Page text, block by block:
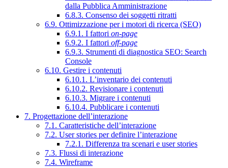
dalla Pubblica Amministrazione
6.8.3. Consenso dei soggetti ritratti
6.9. Ottimizzazione per i motori di ricerca (SEO)
6.9.1. I fattori on-page
6.9.2. I fattori off-page
6.9.3. Strumenti di diagnostica SEO: Search
Console
6.10. Gestire i contenuti
6.10.1. L’inventario dei contenuti
6.10.2. Revisionare i contenuti
6.10.3. Migrare i contenuti
6.10.4. Pubblicare i contenuti
7. Progettazione dell’interazione
7.1. Caratteristiche dell’interazione
7.2. User stories per definire l’interazione
7.2.1. Differenza tra scenari e user stories
7.3. Flussi di interazione
7.4. Wireframe